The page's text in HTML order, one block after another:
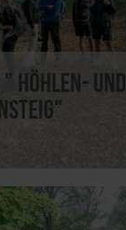
Höhlen- und